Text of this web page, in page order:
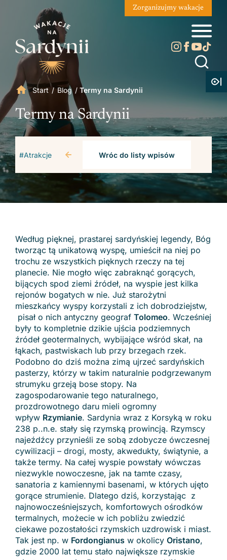
Zorganizujmy wakacje
Start /Blog / Termy na Sardynii
Termy na Sardynii
#Atrakcje Wróc do listy wpisów
Według pięknej, prastarej sardyńskiej legendy, Bóg
tworząc tą unikatową wyspę, umieścił na niej po
trochu ze wszystkich pięknych rzeczy na tej
planecie. Nie mogło więc zabraknąć gorących,
bijących spod ziemi źródeł, na wyspie jest kilka
rejonów bogatych w nie. Już starożytni
mieszkańcy wyspy korzystali z ich dobrodziejstw,
pisał o nich antyczny geograf Tolomeo. Wcześniej
były to kompletnie dzikie ujścia podziemnych
źródeł geotermalnych, wybijające wśród skał, na
łąkach, pastwiskach lub przy brzegach rzek.
Podobno do dziś można zimą ujrzeć sardyńskich
pasterzy, którzy w takim naturalnie podgrzewanym
strumyku grzeją bose stopy. Na
zagospodarowanie tego naturalnego,
prozdrowotnego daru mieli ogromny
wpływ Rzymianie. Sardynia wraz z Korsyką w roku
238 p..n.e. stały się rzymską prowincją. Rzymscy
najeźdźcy przynieśli ze sobą zdobycze ówczesnej
cywilizacji – drogi, mosty, akwedukty, świątynie, a
także termy. Na całej wyspie powstały wówczas
niezwykle nowoczesne, jak na tamte czasy,
sanatoria z kamiennymi basenami, w których ujęto
gorące strumienie. Dlatego dziś, korzystając z
najnowocześniejszych, komfortowych ośrodków
termalnych, możecie w ich pobliżu zwiedzić
ciekawe pozostałości rzymskich uzdrowisk i miast.
Tak jest np. w Fordongianus w okolicy Oristano,
gdzie 2000 lat temu stało największe rzymskie